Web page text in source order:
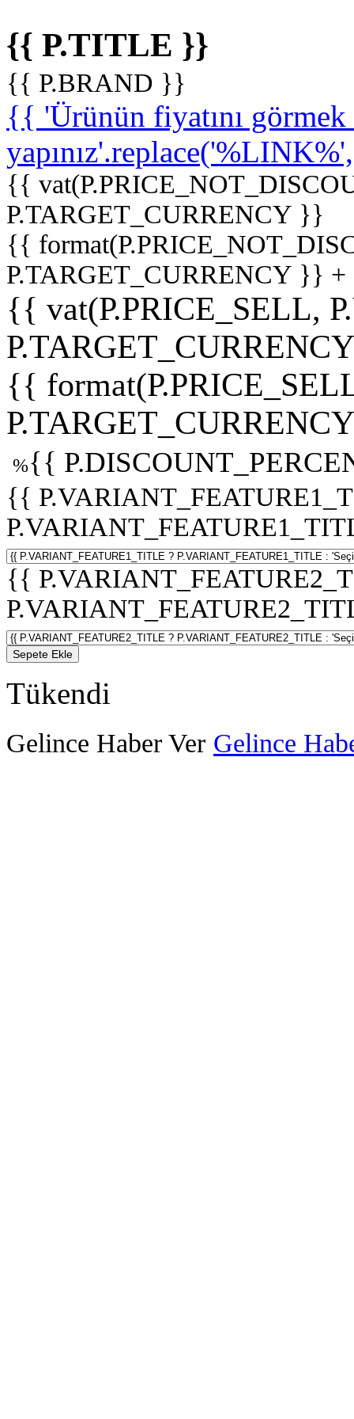
{{ P.TITLE }}
{{ P.BRAND }}
{{ 'Ürünün fiyatını
{{
P.TARGET_CURRENCY }}
{{
P.TARGET_CURRENCY }}
{{ vat(P.PRICE_SELL,
{{
%{{
{{
{{
Sepete Ekle
Tükendi
Gelince Haber Ver Gelince